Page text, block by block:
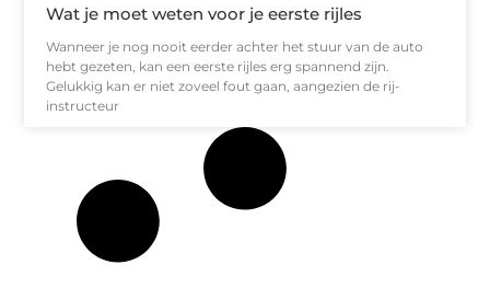
Wat je moet weten voor je eerste rijles
Wanneer je nog nooit eerder achter het stuur van de auto
hebt gezeten, kan een eerste rijles erg spannend zijn.
Gelukkig kan er niet zoveel fout gaan, aangezien de rij-
instructeur